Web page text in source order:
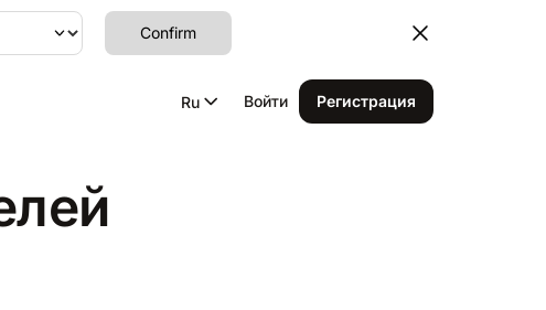
Confirm
Ru Войти Регистрация